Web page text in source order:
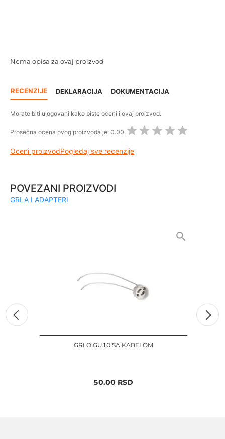
Nema opisa za ovaj proizvod
RECENZIJE DEKLARACIJA DOKUMENTACIJA
Morate biti ulogovani kako biste ocenili ovaj proizvod.
Prosečna ocena ovog proizvoda je: 0.00.
Oceni proizvodPogledaj sve recenzije
POVEZANI PROIZVODI
GRLA I ADAPTERI
GRLO GU10 SA KABELOM
50.00 RSD